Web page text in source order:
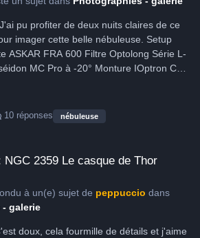
pu profiter de deux nuits claires de ce
imager cette belle nébuleuse. Setup
ASKAR FRA 600 Filtre Optolong Série L-
MC Pro à -20° Monture IOptron CEM
Prétraitement et traitement
scripts Python, finalisation sur Photoshop.
au manque de pose. Je vous laisse
10 réponses nébuleuse
NGC 2359 Le casque de Thor
à un(e) sujet de peppuccio dans
galerie
doux, cela fourmille de détails et j'aime